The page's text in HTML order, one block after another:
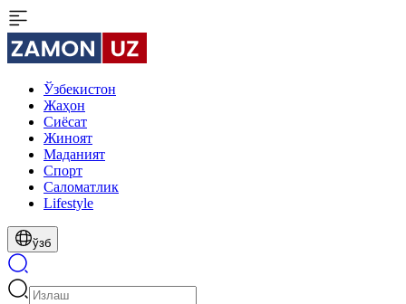
Ўзбекистон
Жаҳон
Сиёсат
Жиноят
Маданият
Спорт
Cаломатлик
Lifestyle
ўзб